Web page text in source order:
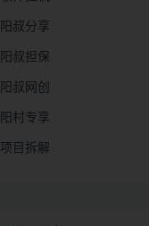
阳叔分享
阳叔担保
阳叔网创
阳村专享
项目拆解